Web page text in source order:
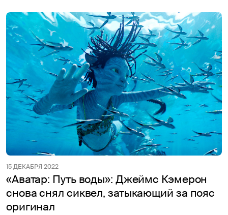
15 ДЕКАБРЯ 2022
«Аватар: Путь воды»: Джеймс Кэмерон
снова снял сиквел, затыкающий за пояс
оригинал